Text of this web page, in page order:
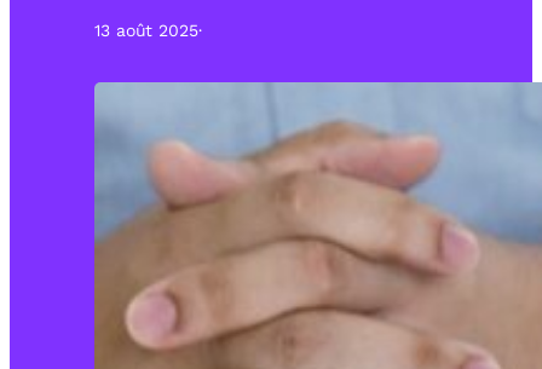
13 août 2025·